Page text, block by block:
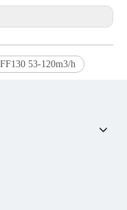
53-120m3/h